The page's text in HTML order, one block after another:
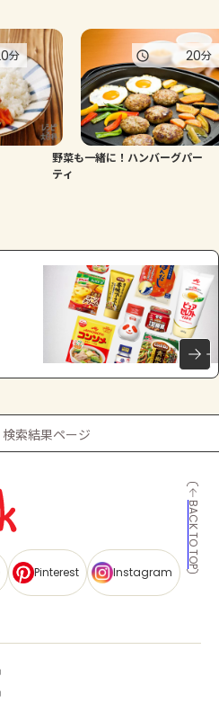
分
野菜も一緒に！ハンバーグパー
ティ
20分
検索結果ページ
BACK TO TOP
Pinterest Instagram